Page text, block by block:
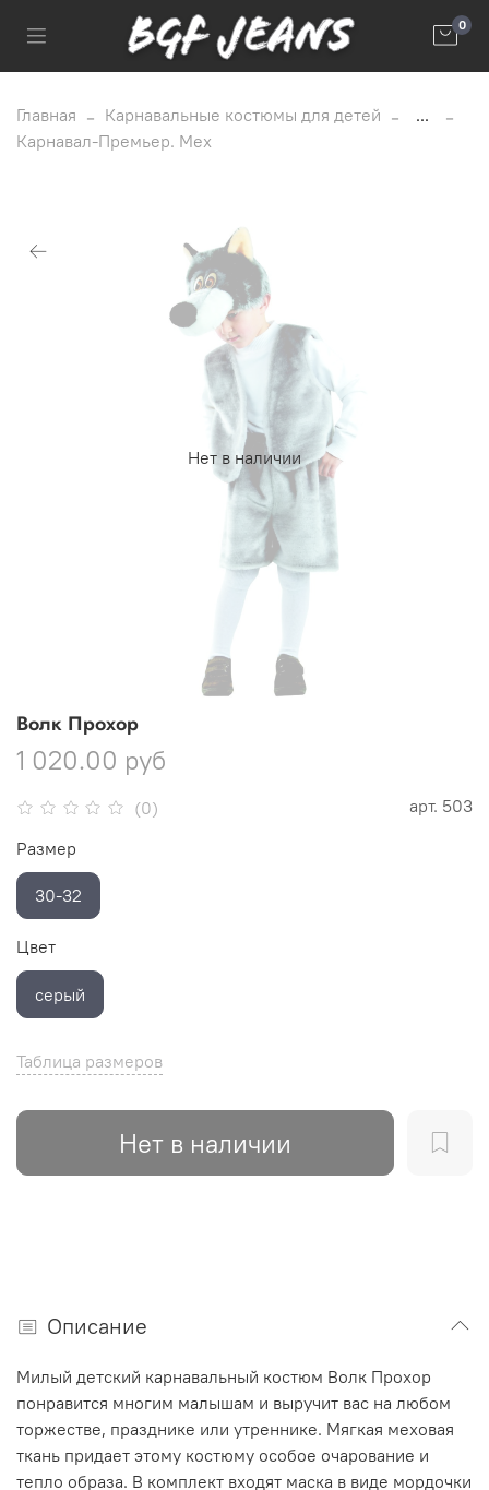
0
Главная Карнавальные костюмы для детей
...
Карнавал-Премьер. Мех
Нет в наличии
(0) арт. 503
Волк Прохор
1 020.00 руб
Таблица размеров
Нет в наличии
Размер
30-32
Цвет
серый
Описание
Милый детский карнавальный костюм Волк Прохор
понравится многим малышам и выручит вас на любом
торжестве, празднике или утреннике. Мягкая меховая
ткань придает этому костюму особое очарование и
тепло образа. В комплект входят маска в виде мордочки